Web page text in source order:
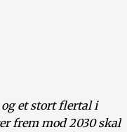
et stort flertal i
frem mod 2030 skal